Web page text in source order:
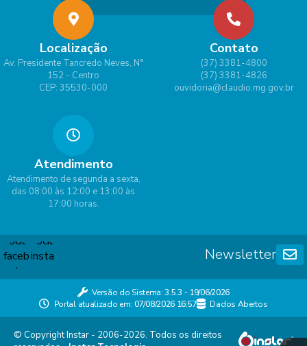
Localização
Av. Presidente Tancredo Neves, N°
152 - Centro
CEP: 35530-000
Contato
(37) 3381-4800
(37) 3381-4826
ouvidoria@claudio.mg.gov.br
Atendimento
Atendimento de segunda a sexta,
das 08:00 às 12:00 e 13:00 às
17:00 horas.
Newsletter
Versão do Sistema:3.5.3 - 19/06/2026
Portal atualizado em:07/08/2026 16:57 Dados Abertos
© Copyright Instar - 2006-2026. Todos os direitos